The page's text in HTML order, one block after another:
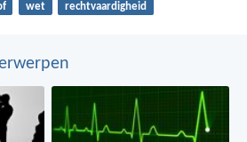
wet rechtvaardigheid